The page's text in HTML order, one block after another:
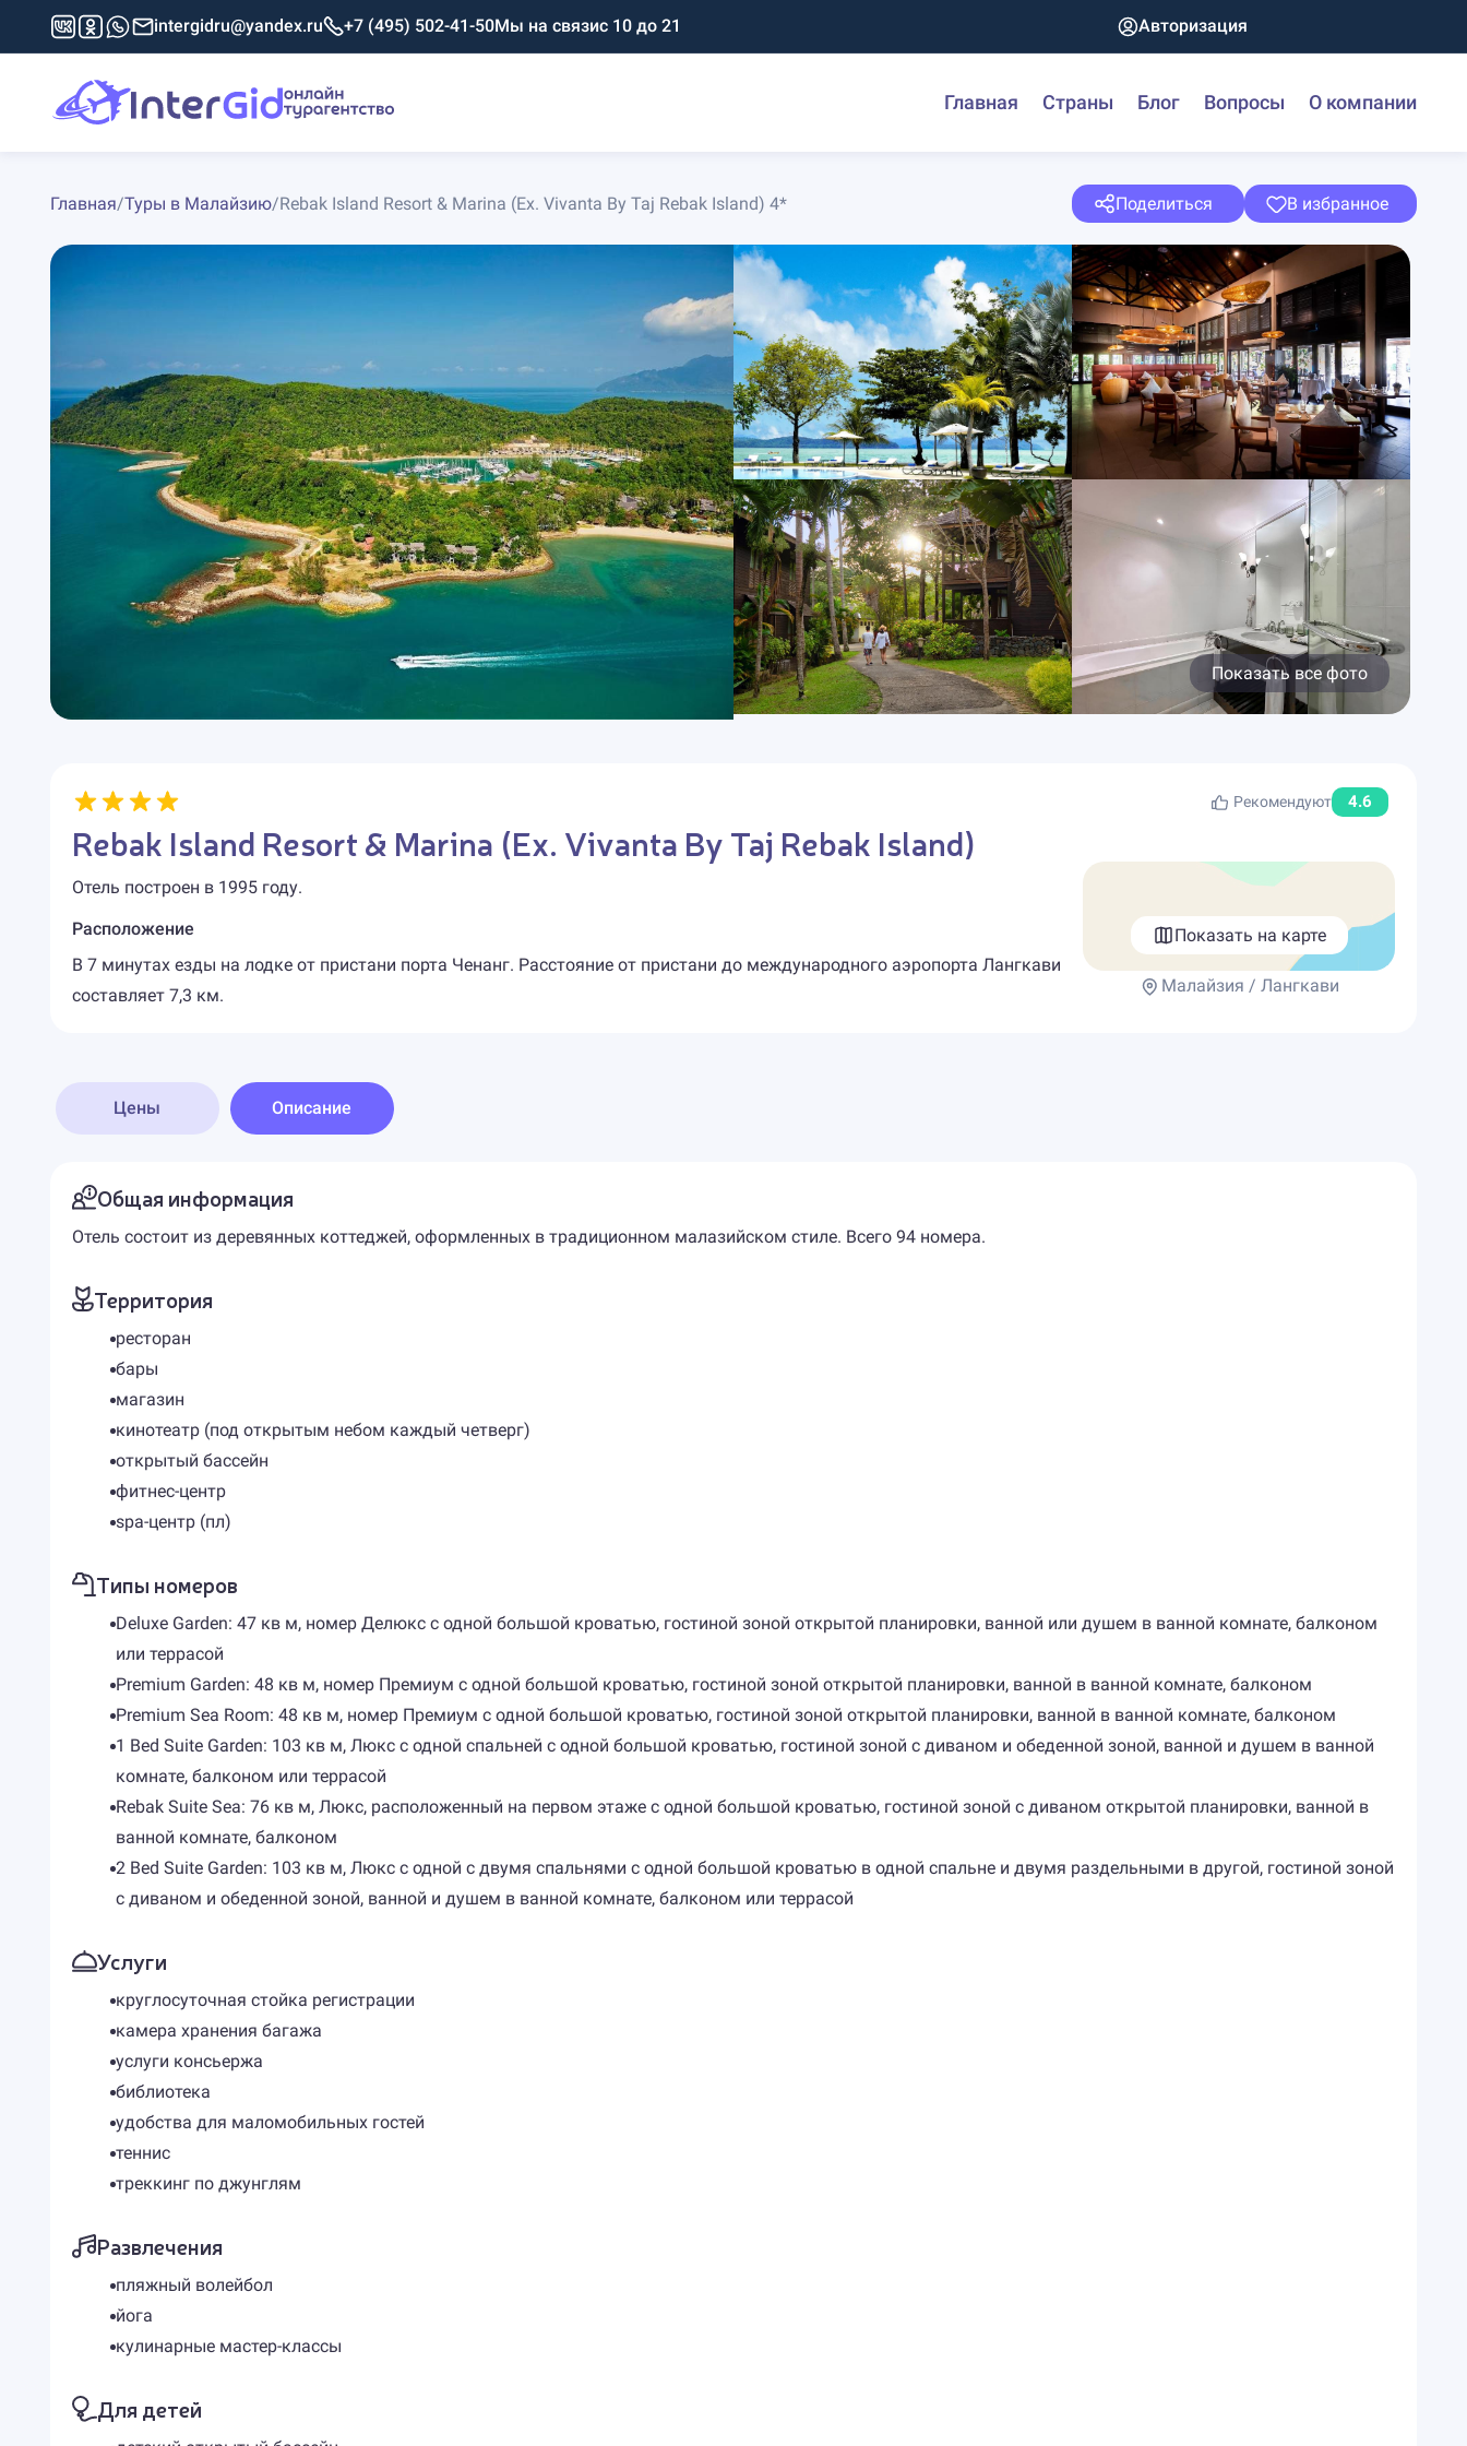
intergidru@yandex.ru +7 (495) 502-41-50Мы на связис 10 до 21 Авторизация
Главная Страны Блог Вопросы О компании
Главная/Туры в Малайзию/Rebak Island Resort & Marina (Ex. Vivanta By Taj Rebak Island) 4* Поделиться В избранное
Показать все фото
Рекомендуют 4.6
Rebak Island Resort & Marina (Ex. Vivanta By Taj Rebak Island)
Отель построен в 1995 году.
Расположение
В 7 минутах езды на лодке от пристани порта Ченанг. Расстояние от пристани до международного аэропорта Лангкави
составляет 7,3 км.
Показать на карте
Малайзия / Лангкави
Цены Описание
Общая информация
Отель состоит из деревянных коттеджей, оформленных в традиционном малазийском стиле. Всего 94 номера.
Территория
ресторан
бары
магазин
кинотеатр (под открытым небом каждый четверг)
открытый бассейн
фитнес-центр
spa-центр (пл)
Типы номеров
Deluxe Garden: 47 кв м, номер Делюкс с одной большой кроватью, гостиной зоной открытой планировки, ванной или душем в ванной комнате, балконом
или террасой
Premium Garden: 48 кв м, номер Премиум с одной большой кроватью, гостиной зоной открытой планировки, ванной в ванной комнате, балконом
Premium Sea Room: 48 кв м, номер Премиум с одной большой кроватью, гостиной зоной открытой планировки, ванной в ванной комнате, балконом
1 Bed Suite Garden: 103 кв м, Люкс с одной спальней с одной большой кроватью, гостиной зоной с диваном и обеденной зоной, ванной и душем в ванной
комнате, балконом или террасой
Rebak Suite Sea: 76 кв м, Люкс, расположенный на первом этаже с одной большой кроватью, гостиной зоной с диваном открытой планировки, ванной в
ванной комнате, балконом
2 Bed Suite Garden: 103 кв м, Люкс с одной с двумя спальнями с одной большой кроватью в одной спальне и двумя раздельными в другой, гостиной зоной
с диваном и обеденной зоной, ванной и душем в ванной комнате, балконом или террасой
Услуги
круглосуточная стойка регистрации
камера хранения багажа
услуги консьержа
библиотека
удобства для маломобильных гостей
теннис
треккинг по джунглям
Развлечения
пляжный волейбол
йога
кулинарные мастер-классы
Для детей